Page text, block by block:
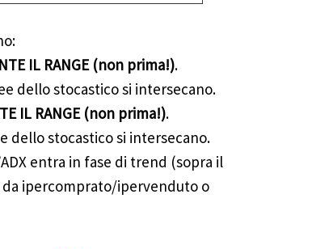
IL RANGE (non prima!).
dello stocastico si intersecano.
IL RANGE (non prima!).
dello stocastico si intersecano.
entra in fase di trend (sopra il
da ipercomprato/ipervenduto o